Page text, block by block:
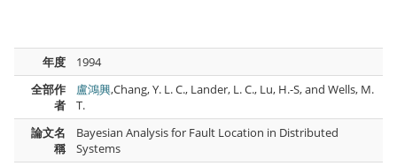
年度
1994
全部作
者
盧鴻興,Chang, Y. L. C., Lander, L. C., Lu, H.-S, and Wells, M.
T.
論文名
稱
Bayesian Analysis for Fault Location in Distributed
Systems